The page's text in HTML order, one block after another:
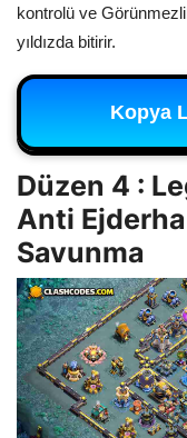
kontrolü ve
yıldızda bitirir.
Kopya
Düzen 4 :
Anti Ejderha
Savunma